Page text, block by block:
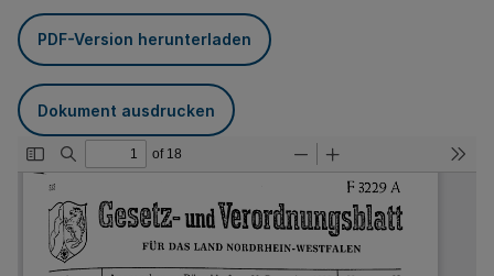
PDF-Version herunterladen
Dokument ausdrucken